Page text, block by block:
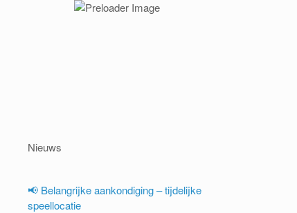
Nieuws
📢 Belangrijke aankondiging – tijdelijke
speellocatie